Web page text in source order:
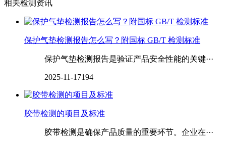
相关检测资讯
保护气垫检测报告怎么写？附国标 GB/T 检测标准
保护气垫检测报告是验证产品安全性能的关键···
2025-11-17194
胶带检测的项目及标准
胶带检测是确保产品质量的重要环节。企业在···